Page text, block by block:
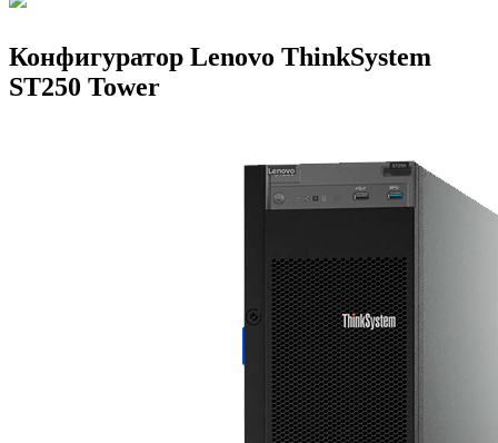
Конфигуратор Lenovo ThinkSystem
ST250 Tower